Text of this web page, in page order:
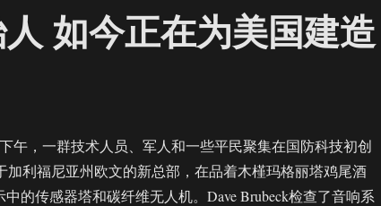
如今正在为美国建造
午，一群技术人员、军人和一些平民聚集在国防科技初创
加利福尼亚州欧文的新总部，在品着木槿玛格丽塔鸡尾酒
的传感器塔和碳纤维无人机。Dave Brubeck检查了音响系